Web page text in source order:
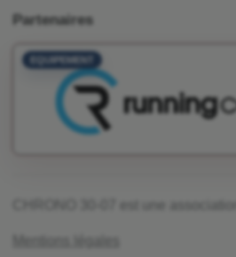
Partenaires
EQUIPEMENT
CHRONO 30-07 est une